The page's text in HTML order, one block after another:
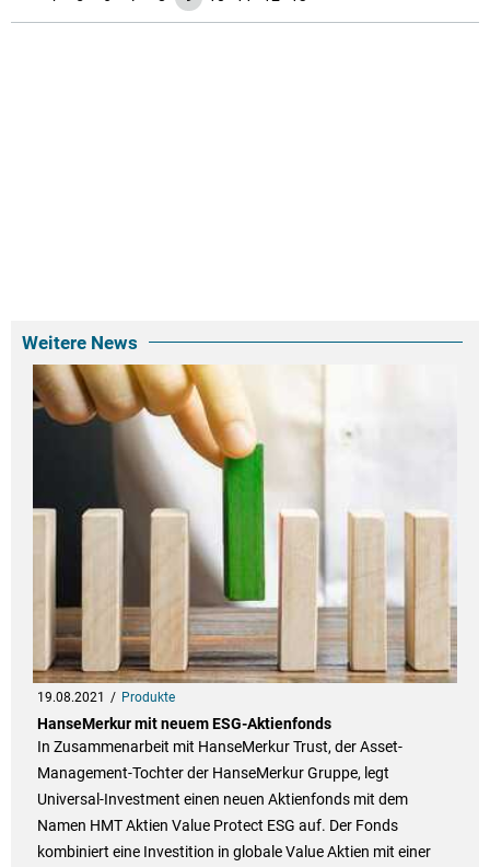
Weitere News
19.08.2021 Produkte
HanseMerkur mit neuem ESG-Aktienfonds
In Zusammenarbeit mit HanseMerkur Trust, der Asset-
Management-Tochter der HanseMerkur Gruppe, legt
Universal-Investment einen neuen Aktienfonds mit dem
Namen HMT Aktien Value Protect ESG auf. Der Fonds
kombiniert eine Investition in globale Value Aktien mit einer